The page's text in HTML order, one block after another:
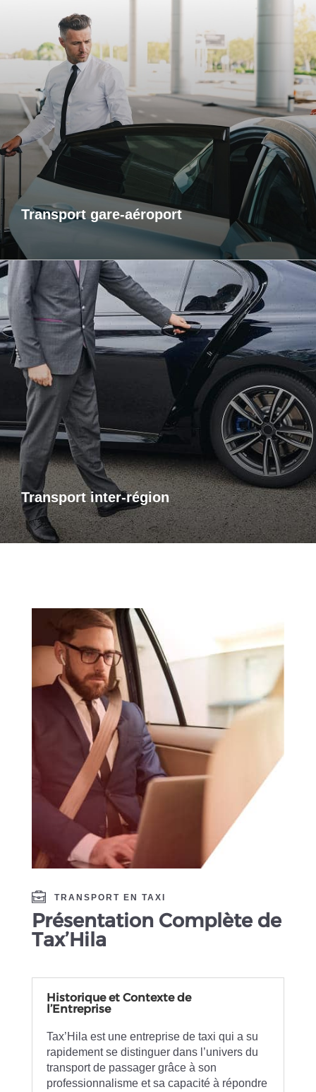
Transport gare-aéroport
Transports gare-aéroport
Pour vos départs comme pour vos retours, profitez d’un
service de transport fiable et ponctuel vers les gares et
aéroports. Je m’assure que vous arriviez à l’heure, sans
contrainte et dans un confort optimal. Que vous voyagiez
pour affaires ou pour le plaisir, laissez-moi gérer votre trajet
afin que vous puissiez vous concentrer sur l’essentiel : votre
voyage.
Transport inter-région
Transports inter-région
Pour vos trajets longue distance, je vous propose un service
de transport inter-régional fiable et confortable. Que ce soit
pour des raisons personnelles ou professionnelles,
bénéficiez d’un accompagnement adapté à vos besoins,
avec des trajets sûrs et sur mesure.
TRANSPORT EN TAXI
Présentation Complète de
Tax’Hila
Historique et Contexte de
l’Entreprise
Tax’Hila est une entreprise de taxi qui a su
rapidement se distinguer dans l’univers du
transport de passager grâce à son
professionnalisme et sa capacité à répondre